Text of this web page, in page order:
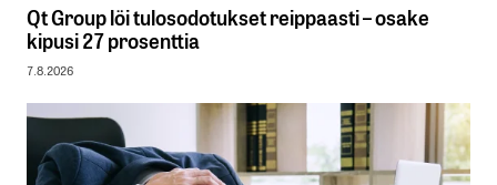
Qt Group löi tulosodotukset reippaasti – osake
kipusi 27 prosenttia
7.8.2026